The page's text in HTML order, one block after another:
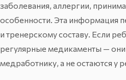
заболевания, аллергии,
особенности. Эта информация
и тренерскому составу. Если
регулярные медикаменты —
медработнику, а не остаются у